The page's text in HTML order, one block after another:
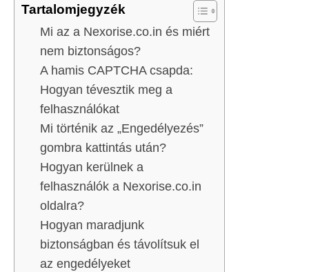
Tartalomjegyzék
Mi az a Nexorise.co.in és miért
nem biztonságos?
A hamis CAPTCHA csapda:
Hogyan tévesztik meg a
felhasználókat
Mi történik az „Engedélyezés”
gombra kattintás után?
Hogyan kerülnek a
felhasználók a Nexorise.co.in
oldalra?
Hogyan maradjunk
biztonságban és távolítsuk el
az engedélyeket